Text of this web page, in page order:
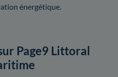
énergétique.
Page9 Littoral